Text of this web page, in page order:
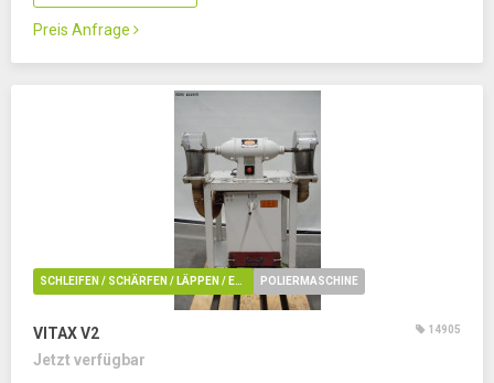
Preis Anfrage
SCHLEIFEN / SCHÄRFEN / LÄPPEN / ENTGRATUNG / POLIEREN POLIERMASCHINE
VITAX V2 14905
Jetzt verfügbar